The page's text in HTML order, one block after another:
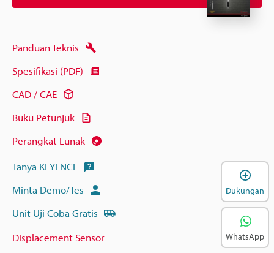
Panduan Teknis
Spesifikasi (PDF)
CAD / CAE
Buku Petunjuk
Perangkat Lunak
Tanya KEYENCE
Minta Demo/Tes
Unit Uji Coba Gratis
Displacement Sensor
Dukungan
WhatsApp